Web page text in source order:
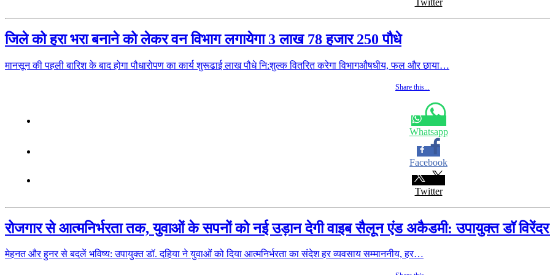
जिले को हरा भरा बनाने को लेकर वन विभाग लगायेगा 3 लाख 78 हजार 250 पौधे
मानसून की पहली बारिश के बाद होगा पौधारोपण का कार्य शुरूढाई लाख पौधे नि:शुल्क वितरित करेगा विभागऔषधीय, फल और छाया…
Share this...
Whatsapp
Facebook
Twitter
रोजगार से आत्मनिर्भरता तक, युवाओं के सपनों को नई उड़ान देगी वाइब सैलून एंड अकैडमी: उपायुक्त डॉ विरेंदर
मेहनत और हुनर से बदलें भविष्य: उपायुक्त डॉ. दहिया ने युवाओं को दिया आत्मनिर्भरता का संदेश हर व्यवसाय सम्माननीय, हर…